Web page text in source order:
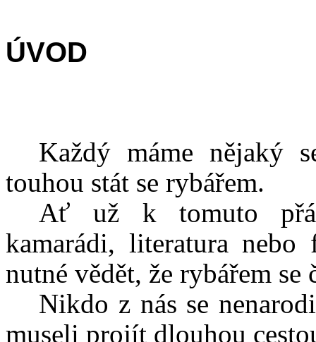
ÚVOD
Každý máme nějaký
touhou stát se rybářem.
Ať už k tomuto
kamarádi, literatura
nutné vědět, že rybářem
Nikdo z nás se
museli projít dlouhou